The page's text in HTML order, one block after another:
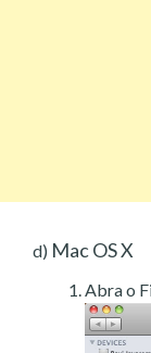
d) Mac OS X
Abra o